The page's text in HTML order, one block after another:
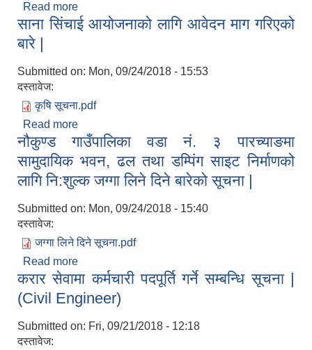
Read more
सहयोगी )
साना सिंचाई आयोजनाको लागि आवेदन माग गरिएको
बारे |
Submitted on: Mon, 09/24/2018 - 15:53
दस्तावेज:
कृषि सूचना.pdf
Read more
बारे |
नौकुण्ड गाउँपालिका वडा नं. ३ पारच्याङमा
सामुदायिक भवन, ढल तथा डम्पिंग साइट निर्माणको
लागि नि:शुल्क जग्गा लिने दिने बारेको सूचना |
Submitted on: Mon, 09/24/2018 - 15:40
दस्तावेज:
जग्गा लिने दिने सूचना.pdf
Read more
सामुदायिक भवन, ढल तथा डम्पिंग साइट निर्माणको लागि
नि:शुल्क जग्गा लिने दिने बारेको सूचना |
करार सेवामा कर्मचारी पदपूर्ति गर्ने सम्बन्धि सूचना |
(Civil Engineer)
Submitted on: Fri, 09/21/2018 - 12:18
दस्तावेज: